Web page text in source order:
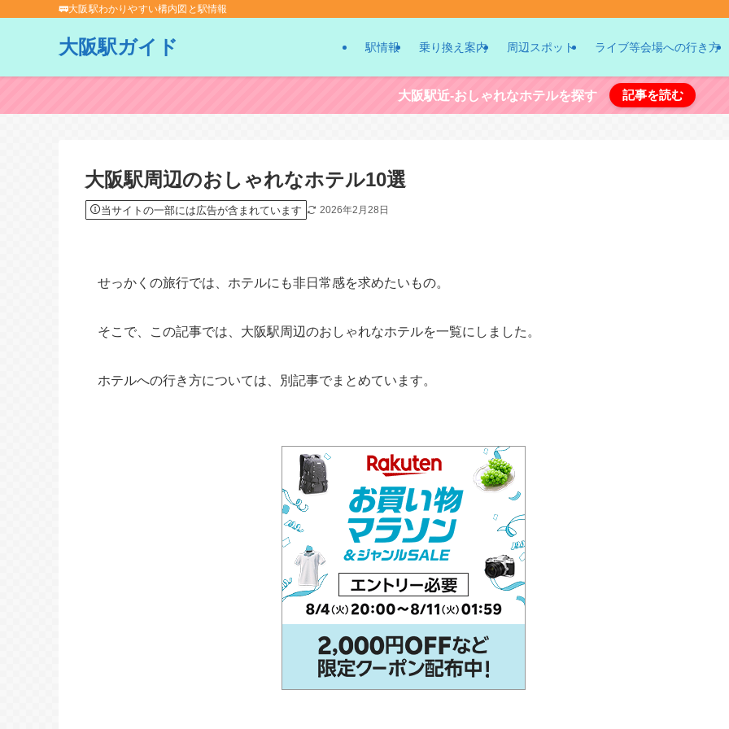
🚃大阪駅わかりやすい構内図と駅情報
大阪駅ガイド 駅情報 乗り換え案内 周辺スポット ライブ等会場への行き方
大阪駅近-おしゃれなホテルを探す 記事を読む
大阪駅周辺のおしゃれなホテル10選
当サイトの一部には広告が含まれています 2026年2月28日
せっかくの旅行では、ホテルにも非日常感を求めたいもの。
そこで、この記事では、大阪駅周辺のおしゃれなホテルを一覧にしました。
ホテルへの行き方については、別記事でまとめています。